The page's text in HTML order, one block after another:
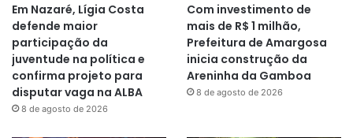
Em Nazaré, Lígia Costa
defende maior
participação da
juventude na política e
confirma projeto para
disputar vaga na ALBA
8 de agosto de 2026
Com investimento de
mais de R$ 1 milhão,
Prefeitura de Amargosa
inicia construção da
Areninha da Gamboa
8 de agosto de 2026